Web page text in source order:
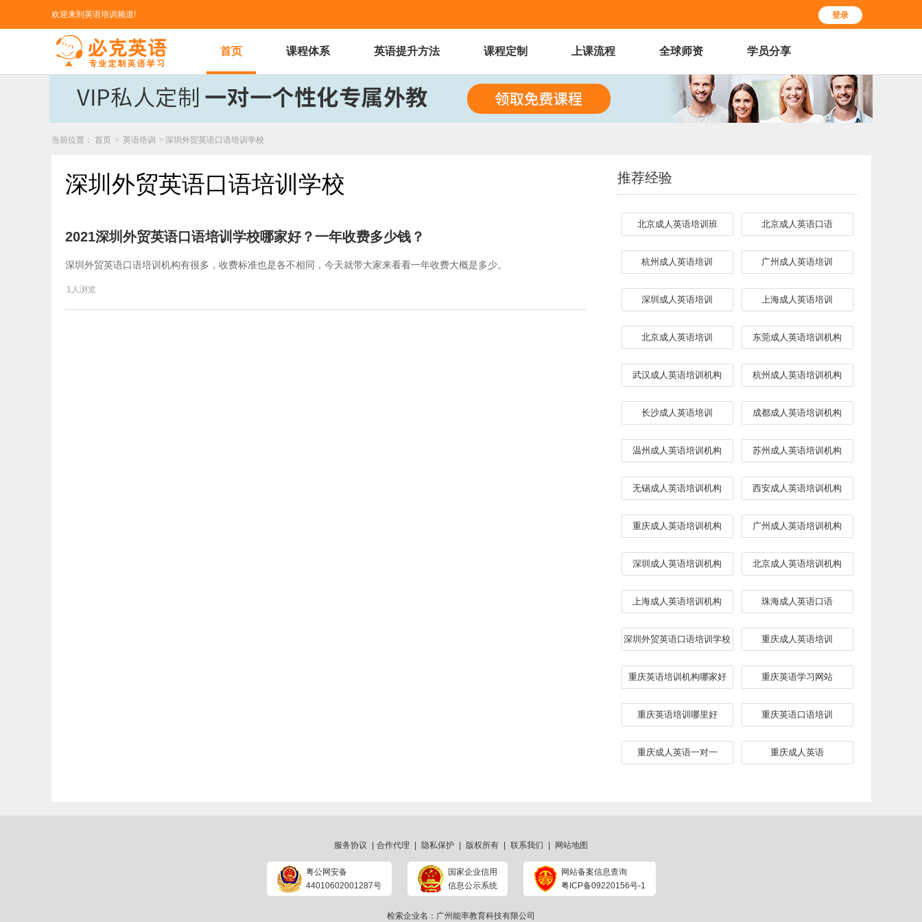
登录
欢迎来到英语培训频道!
首页 课程体系 英语提升方法 课程定制 上课流程 全球师资 学员分享
当前位置： 首页 > 英语培训 > 深圳外贸英语口语培训学校
深圳外贸英语口语培训学校
2021深圳外贸英语口语培训学校哪家好？一年收费多少钱？
深圳外贸英语口语培训机构有很多，收费标准也是各不相同，今天就带大家来看看一年收费大概是多少。
1人浏览
推荐经验
北京成人英语培训班 北京成人英语口语
杭州成人英语培训 广州成人英语培训
深圳成人英语培训 上海成人英语培训
北京成人英语培训 东莞成人英语培训机构
武汉成人英语培训机构 杭州成人英语培训机构
长沙成人英语培训 成都成人英语培训机构
温州成人英语培训机构 苏州成人英语培训机构
无锡成人英语培训机构 西安成人英语培训机构
重庆成人英语培训机构 广州成人英语培训机构
深圳成人英语培训机构 北京成人英语培训机构
上海成人英语培训机构 ​珠海成人英语口语
深圳外贸英语口语培训学校 重庆成人英语培训
重庆英语培训机构哪家好 重庆英语学习网站
重庆英语培训哪里好 重庆英语口语培训
重庆成人英语一对一 重庆成人英语
服务协议 合作代理 隐私保护 版权所有 联系我们 网站地图
粤公网安备
44010602001287号
国家企业信用
信息公示系统
网站备案信息查询
粤ICP备09220156号-1
检索企业名：广州能率教育科技有限公司